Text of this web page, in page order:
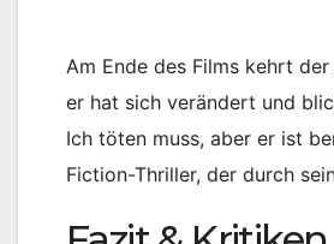
Am Ende des Films kehrt
er hat sich verändert und
Ich töten muss, aber er ist
Fiction-Thriller, der durch